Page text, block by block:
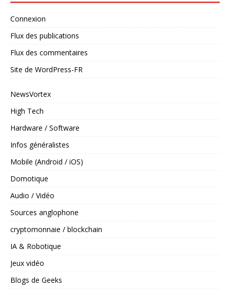
Connexion
Flux des publications
Flux des commentaires
Site de WordPress-FR
NewsVortex
High Tech
Hardware / Software
Infos généralistes
Mobile (Android / iOS)
Domotique
Audio / Vidéo
Sources anglophone
cryptomonnaie / blockchain
IA & Robotique
Jeux vidéo
Blogs de Geeks